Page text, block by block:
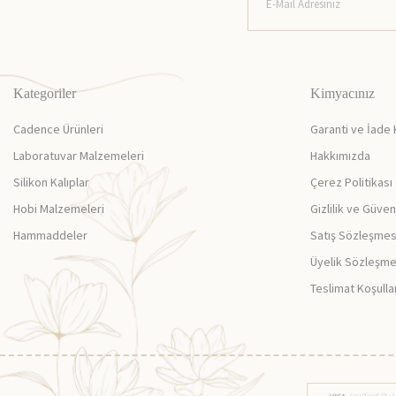
Saç Bakım
Saç bakım
Şampuan ve
Diğer uçucu
Uçucu yağ
Kategoriler
Cadence Ürünleri
Laboratuvar Malzemeleri
Silikon Kalıplar
Hobi Malzemeleri
Hammaddeler
Kimyacınız
Garanti ve İade
Hakkımızda
Çerez Politikası
Gizlilik ve
Satış
Üyelik
Teslimat